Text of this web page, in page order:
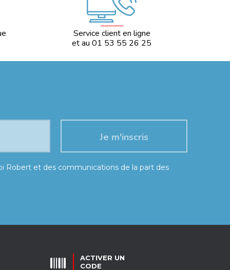
Service client en ligne
et au 01 53 55 26 25
Robert et des communications de la part des
ACTIVER UN
CODE